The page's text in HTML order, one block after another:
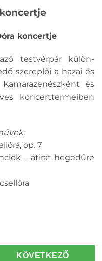
koncertje
testvérpár külön-
szereplői a hazai és
és
koncerttermeiben
op. 7
– átirat hegedűre
KÖVETKEZŐ